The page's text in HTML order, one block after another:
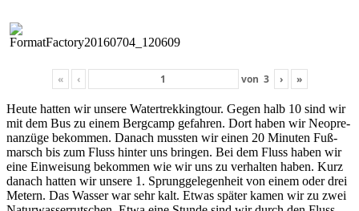
« ‹ von 3 › »
Heute hat­ten wir unsere Watertrekking­tour. Gegen halb 10 sind wir
mit dem Bus zu einem Bergcamp gefahren. Dort haben wir Neo­pre­
nanzüge bekom­men. Danach mussten wir einen 20 Minuten Fuß­
marsch bis zum Fluss hin­ter uns brin­gen. Bei dem Fluss haben wir
eine Ein­weisung bekom­men wie wir uns zu ver­hal­ten haben. Kurz
danach hat­ten wir unsere 1. Sprunggele­gen­heit von einem oder drei
Metern. Das Wass­er war sehr kalt. Etwas später kamen wir zu zwei